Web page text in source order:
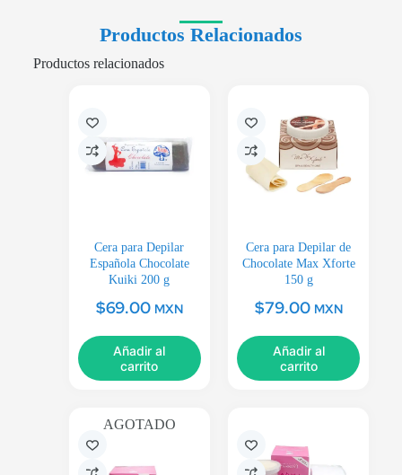
Productos Relacionados
Productos relacionados
Cera para Depilar
Española Chocolate
Kuiki 200 g
$69.00 MXN
Añadir al
carrito
Cera para Depilar de
Chocolate Max Xforte
150 g
$79.00 MXN
Añadir al
carrito
AGOTADO